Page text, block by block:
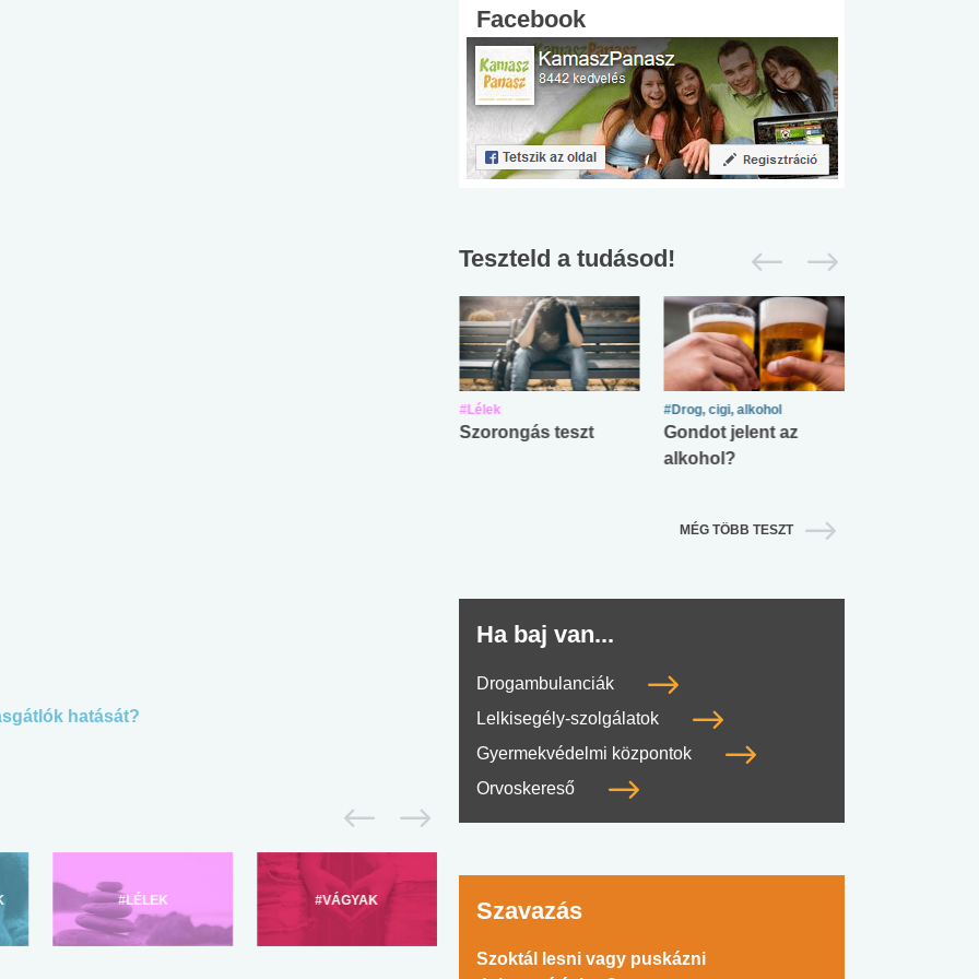
hatását?
#LÉLEK #VÁGYAK #SULI, MUNKA
Facebook
Teszteld a tudásod!
#Lélek
Szorongás teszt
#Drog, cigi, alkohol
Gondot jelent az
alkohol?
MÉG TÖBB TESZT
Ha baj van...
Drogambulanciák
Lelkisegély-szolgálatok
Gyermekvédelmi központok
Orvoskereső
Szavazás
Szoktál lesni vagy puskázni